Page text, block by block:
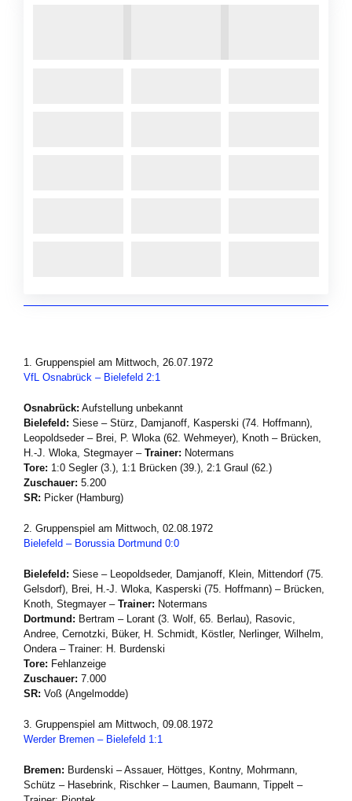
1. Gruppenspiel am Mittwoch, 26.07.1972
VfL Osnabrück – Bielefeld 2:1
Osnabrück: Aufstellung unbekannt
Bielefeld: Siese – Stürz, Damjanoff, Kasperski (74. Hoffmann),
Leopoldseder – Brei, P. Wloka (62. Wehmeyer), Knoth – Brücken,
H.-J. Wloka, Stegmayer – Trainer: Notermans
Tore: 1:0 Segler (3.), 1:1 Brücken (39.), 2:1 Graul (62.)
Zuschauer: 5.200
SR: Picker (Hamburg)
2. Gruppenspiel am Mittwoch, 02.08.1972
Bielefeld – Borussia Dortmund 0:0
Bielefeld: Siese – Leopoldseder, Damjanoff, Klein, Mittendorf (75.
Gelsdorf), Brei, H.-J. Wloka, Kasperski (75. Hoffmann) – Brücken,
Knoth, Stegmayer – Trainer: Notermans
Dortmund: Bertram – Lorant (3. Wolf, 65. Berlau), Rasovic,
Andree, Cernotzki, Büker, H. Schmidt, Köstler, Nerlinger, Wilhelm,
Ondera – Trainer: H. Burdenski
Tore: Fehlanzeige
Zuschauer: 7.000
SR: Voß (Angelmodde)
3. Gruppenspiel am Mittwoch, 09.08.1972
Werder Bremen – Bielefeld 1:1
Bremen: Burdenski – Assauer, Höttges, Kontny, Mohrmann,
Schütz – Hasebrink, Rischker – Laumen, Baumann, Tippelt –